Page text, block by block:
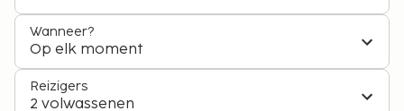
Wanneer?
Op elk moment
Reizigers
2 volwassenen